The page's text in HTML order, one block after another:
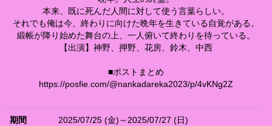
本来、既に死んだ人間に対して使う言葉らしい。
それでも俺は今、終わりに向けた晩年を生きている自覚がある。
緞帳が降り始めた舞台の上、一人俯いて終わりを待っている。
【出演】神野、押野、花房、鈴木、中西
■ポストまとめ
https://posfie.com/@nankadareka2023/p/4vKNg2Z
期間
2025/07/25 (金)～2025/07/27 (日)